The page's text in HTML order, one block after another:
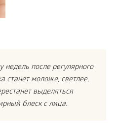
после регулярного
станет моложе, светлее,
выделяться
блеск с лица.